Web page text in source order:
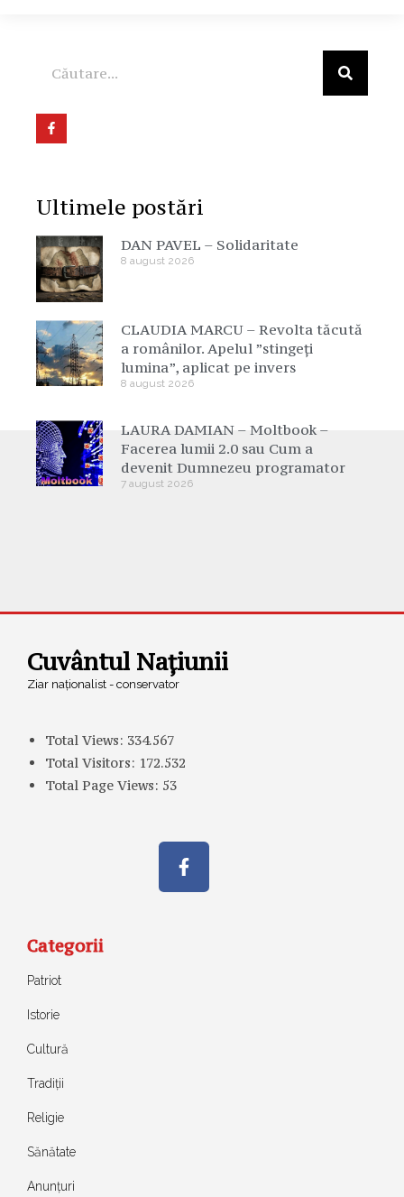
Ultimele postări
DAN PAVEL – Solidaritate
8 august 2026
CLAUDIA MARCU – Revolta tăcută
a românilor. Apelul ”stingeți
lumina”, aplicat pe invers
8 august 2026
LAURA DAMIAN – Moltbook –
Facerea lumii 2.0 sau Cum a
devenit Dumnezeu programator
7 august 2026
Cuvântul Națiunii
Ziar naționalist - conservator
Total Views: 334.567
Total Visitors: 172.532
Total Page Views: 53
Categorii
Patriot
Istorie
Cultură
Tradiții
Religie
Sănătate
Anunțuri